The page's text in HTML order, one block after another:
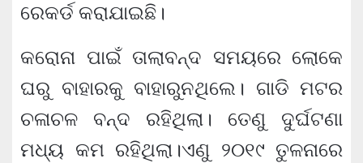
ରେକର୍ଡ କରାଯାଇଛି।
କରୋନା ପାଇଁ ତାଲାବନ୍ଦ ସମୟରେ ଲୋକେ
ଘରୁ ବାହାରକୁ ବାହାରୁନଥିଲେ। ଗାଡି ମଟର
ଚଳାଚଳ ବନ୍ଦ ରହିଥିଲା। ତେଣୁ ଦୁର୍ଘଟଣା
ମଧ୍ୟ କମ ରହିଥିଲା।ଏଣୁ ୨୦୧୯ ତୁଳନାରେ